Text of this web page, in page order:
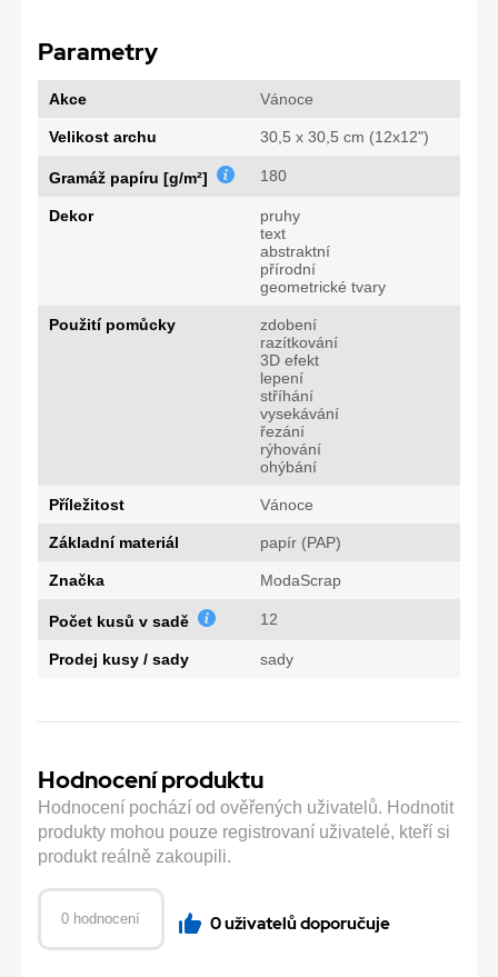
Parametry
Akce Vánoce
Velikost archu 30,5 x 30,5 cm (12x12")
Gramáž papíru [g/m²] 180
Dekor
pruhy
text
abstraktní
přírodní
geometrické tvary
Použití pomůcky
zdobení
razítkování
3D efekt
lepení
stříhání
vysekávání
řezání
rýhování
ohýbání
Příležitost Vánoce
Základní materiál papír (PAP)
Značka ModaScrap
Počet kusů v sadě 12
Prodej kusy / sady sady
Hodnocení produktu
Hodnocení pochází od ověřených uživatelů. Hodnotit
produkty mohou pouze registrovaní uživatelé, kteří si
produkt reálně zakoupili.
0 hodnocení 0 uživatelů doporučuje